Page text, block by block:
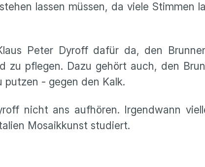
lassen müssen, da viele Stimmen
Peter Dyroff dafür da, den
zu pflegen. Dazu gehört auch, den
putzen - gegen den Kalk.
nicht ans aufhören. Irgendwann
Mosaikkunst studiert.